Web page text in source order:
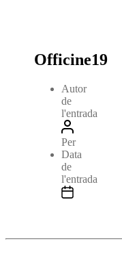
Officine19
Autor
de
l'entrada
Per
Data
de
l'entrada